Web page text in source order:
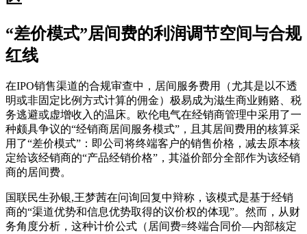
“差价模式”居间费的利润调节空间与合规
红线
在IPO销售渠道的合规审查中，居间服务费用（尤其是以不透
明或非固定比例方式计算的佣金）极易成为滋生商业贿赂、税
务逃避或虚增收入的温床。欧伦电气在经销商管理中采用了一
种颇具争议的“经销商居间服务模式”，且其居间费用的核算采
用了“差价模式”：即公司将终端客户的销售价格，减去原本核
定给该经销商的“产品经销价格”，其溢价部分全部作为该经销
商的居间费。
国联民生孙银,王梦茜在问询回复中辩称，该模式是基于经销
商的“渠道优势和信息优势取得的议价权的体现”。然而，从财
务角度分析，这种计价公式（居间费=终端合同价—内部核定